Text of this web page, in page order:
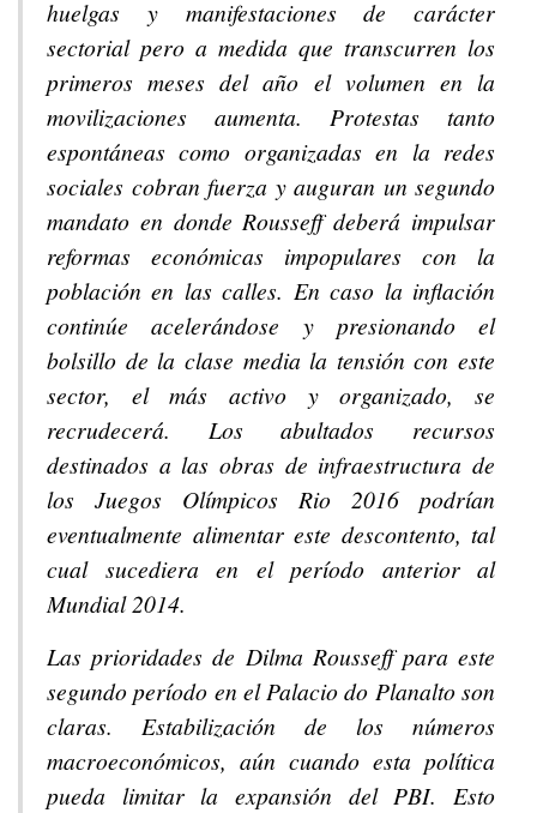
huelgas y manifestaciones de carácter
sectorial pero a medida que transcurren los
primeros meses del año el volumen en la
movilizaciones aumenta. Protestas tanto
espontáneas como organizadas en la redes
sociales cobran fuerza y auguran un segundo
mandato en donde Rousseff deberá impulsar
reformas económicas impopulares con la
población en las calles. En caso la inflación
continúe acelerándose y presionando el
bolsillo de la clase media la tensión con este
sector, el más activo y organizado, se
recrudecerá. Los abultados recursos
destinados a las obras de infraestructura de
los Juegos Olímpicos Rio 2016 podrían
eventualmente alimentar este descontento, tal
cual sucediera en el período anterior al
Mundial 2014.
Las prioridades de Dilma Rousseff para este
segundo período en el Palacio do Planalto son
claras. Estabilización de los números
macroeconómicos, aún cuando esta política
pueda limitar la expansión del PBI. Esto